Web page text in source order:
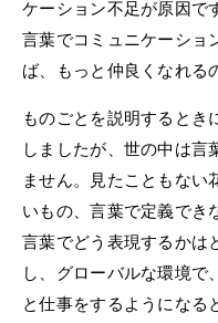
ケーション不足が原因で
言葉でコミュニケーショ
ば、もっと仲良くなれる
ものごとを説明するとき
しましたが、世の中は言
ません。見たこともない
いもの、言葉で定義でき
言葉でどう表現するかは
し、グローバルな環境で
と仕事をするようになる